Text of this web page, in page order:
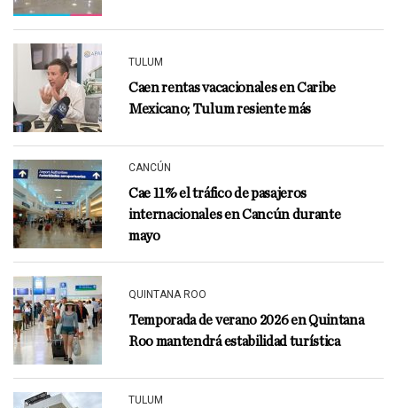
TULUM
Caen rentas vacacionales en Caribe
Mexicano; Tulum resiente más
CANCÚN
Cae 11% el tráfico de pasajeros
internacionales en Cancún durante
mayo
QUINTANA ROO
Temporada de verano 2026 en Quintana
Roo mantendrá estabilidad turística
TULUM